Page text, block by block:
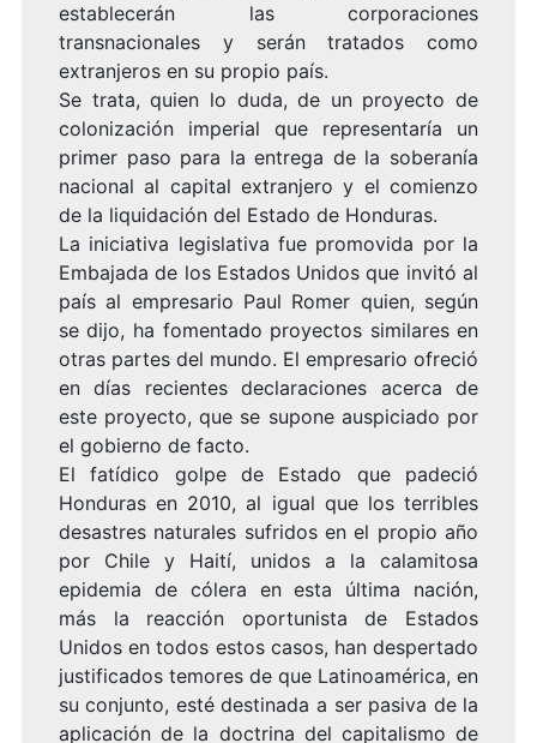
establecerán las corporaciones
transnacionales y serán tratados como
extranjeros en su propio país.
Se trata, quien lo duda, de un proyecto de
colonización imperial que representaría un
primer paso para la entrega de la soberanía
nacional al capital extranjero y el comienzo
de la liquidación del Estado de Honduras.
La iniciativa legislativa fue promovida por la
Embajada de los Estados Unidos que invitó al
país al empresario Paul Romer quien, según
se dijo, ha fomentado proyectos similares en
otras partes del mundo. El empresario ofreció
en días recientes declaraciones acerca de
este proyecto, que se supone auspiciado por
el gobierno de facto.
El fatídico golpe de Estado que padeció
Honduras en 2010, al igual que los terribles
desastres naturales sufridos en el propio año
por Chile y Haití, unidos a la calamitosa
epidemia de cólera en esta última nación,
más la reacción oportunista de Estados
Unidos en todos estos casos, han despertado
justificados temores de que Latinoamérica, en
su conjunto, esté destinada a ser pasiva de la
aplicación de la doctrina del capitalismo de